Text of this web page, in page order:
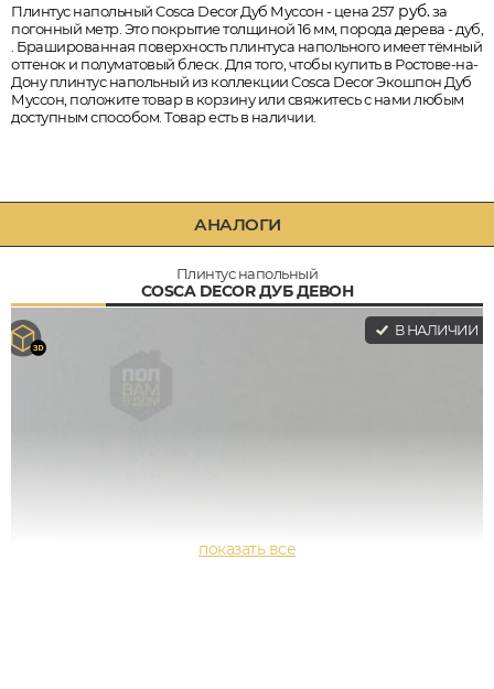
Плинтус напольный Cosca Decor Дуб Муссон - цена 257 руб.за
погонный метр. Это покрытие толщиной 16 мм, порода дерева - дуб,
. Брашированная поверхность плинтуса напольного имеет тёмный
оттенок и полуматовый блеск. Для того, чтобы купить в Ростове-на-
Дону плинтус напольный из коллекции Cosca Decor Экошпон Дуб
Муссон, положите товар в корзину или свяжитесь с нами любым
доступным способом. Товар есть в наличии.
АНАЛОГИ
Плинтус напольный
COSCA DECOR ДУБ ДЕВОН
В НАЛИЧИИ